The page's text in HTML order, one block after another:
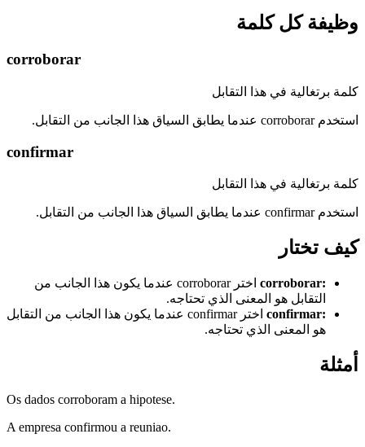
وظيفة كل كلمة
corroborar
كلمة برتغالية في هذا التقابل
استخدم corroborar عندما يطابق السياق هذا الجانب من التقابل.
confirmar
كلمة برتغالية في هذا التقابل
استخدم confirmar عندما يطابق السياق هذا الجانب من التقابل.
كيف تختار
corroborar:
اختر corroborar عندما يكون هذا الجانب من
التقابل هو المعنى الذي تحتاجه.
confirmar:
اختر confirmar عندما يكون هذا الجانب من التقابل
هو المعنى الذي تحتاجه.
أمثلة
Os dados corroboram a hipotese.
A empresa confirmou a reuniao.